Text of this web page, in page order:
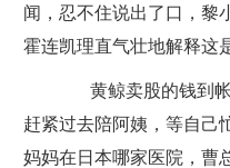
闻，忍不住说出了口，黎
霍连凯理直气壮地解释这
黄鲸卖股的钱到帐
赶紧过去陪阿姨，等自己
妈妈在日本哪家医院，曹